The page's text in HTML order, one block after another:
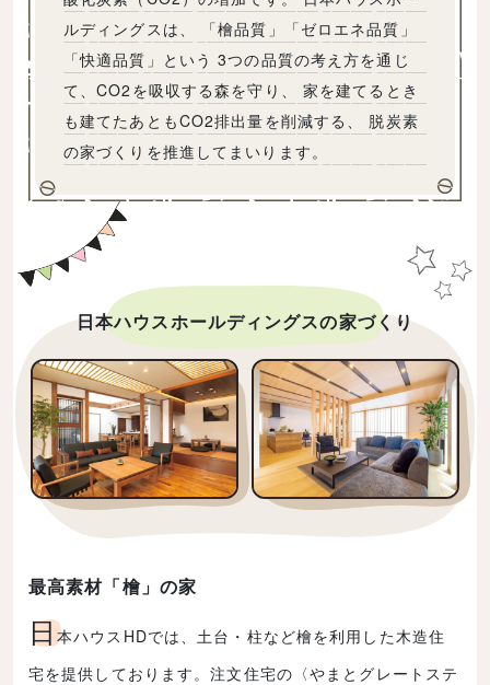
ルディングスは、 「檜品質」「ゼロエネ品質」
「快適品質」という 3つの品質の考え方を通じ
て、CO2を吸収する森を守り、 家を建てるとき
も建てたあともCO2排出量を削減する、 脱炭素
の家づくりを推進してまいります。
日本ハウスホールディングスの家づくり
最高素材「檜」の家
日本ハウスHDでは、土台・柱など檜を利用した木造住
宅を提供しております。注文住宅の〈やまとグレートステ